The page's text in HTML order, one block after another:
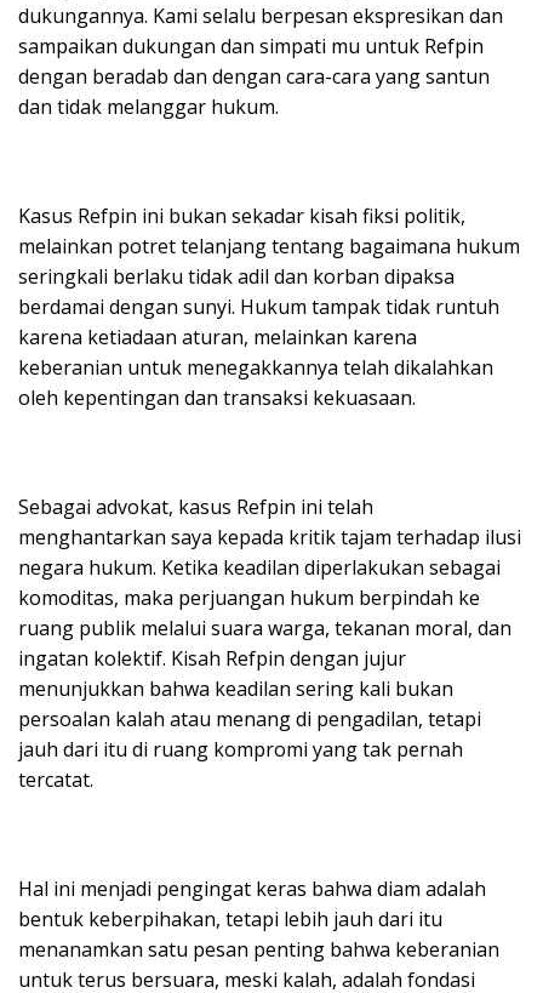
dukungannya. Kami selalu berpesan ekspresikan dan
sampaikan dukungan dan simpati mu untuk Refpin
dengan beradab dan dengan cara-cara yang santun
dan tidak melanggar hukum.
Kasus Refpin ini bukan sekadar kisah fiksi politik,
melainkan potret telanjang tentang bagaimana hukum
seringkali berlaku tidak adil dan korban dipaksa
berdamai dengan sunyi. Hukum tampak tidak runtuh
karena ketiadaan aturan, melainkan karena
keberanian untuk menegakkannya telah dikalahkan
oleh kepentingan dan transaksi kekuasaan.
Sebagai advokat, kasus Refpin ini telah
menghantarkan saya kepada kritik tajam terhadap ilusi
negara hukum. Ketika keadilan diperlakukan sebagai
komoditas, maka perjuangan hukum berpindah ke
ruang publik melalui suara warga, tekanan moral, dan
ingatan kolektif. Kisah Refpin dengan jujur
menunjukkan bahwa keadilan sering kali bukan
persoalan kalah atau menang di pengadilan, tetapi
jauh dari itu di ruang kompromi yang tak pernah
tercatat.
Hal ini menjadi pengingat keras bahwa diam adalah
bentuk keberpihakan, tetapi lebih jauh dari itu
menanamkan satu pesan penting bahwa keberanian
untuk terus bersuara, meski kalah, adalah fondasi